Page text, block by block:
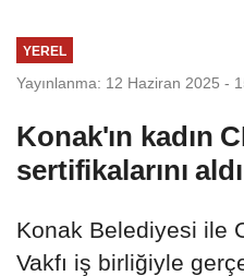
YEREL
Yayınlanma: 12 Haziran 2025 -
Konak'ın kadın
sertifikalarını aldı
Konak Belediyesi ile
Vakfı iş birliğiyle